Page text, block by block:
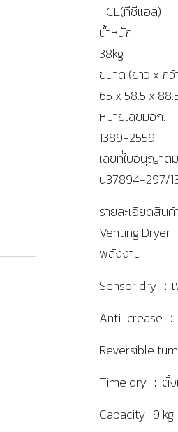
TCL(ทีซีแอล)
น้ำหนัก
38kg
ขนาด (ยาว x ก
65 x 58.5 x
หมายเลขมอก.
1389-2559
เลขที่ใบอนุญาต
น37894-297/
รายละเอียดสินค้
Venting Dryer
พลังงาน
Sensor dry ：
Anti-crease
Reversible
Time dry ：ตั้ง
Capacity : 9 kg.